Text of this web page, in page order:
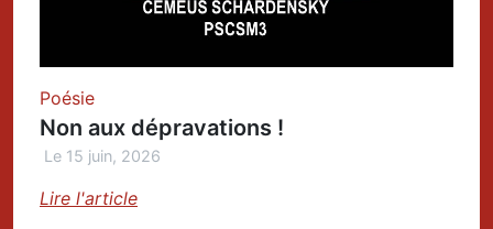
Poésie
Non aux dépravations !
Le 15 juin, 2026
Lire l'article